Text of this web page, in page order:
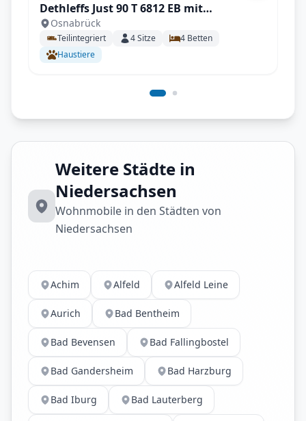
Dethleffs Just 90 T 6812 EB mit
Klimaanlage
Osnabrück
Teilintegriert 4Sitze 4 Betten
Haustiere
Weitere Städte in
Niedersachsen
Wohnmobile in den Städten von
Niedersachsen
Achim Alfeld Alfeld Leine
Aurich Bad Bentheim
Bad Bevensen Bad Fallingbostel
Bad Gandersheim Bad Harzburg
Bad Iburg Bad Lauterberg